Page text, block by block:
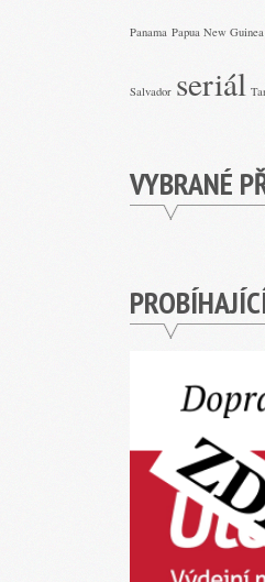
Panama Papua New Guinea
Salvador seriál
VYBRANÉ